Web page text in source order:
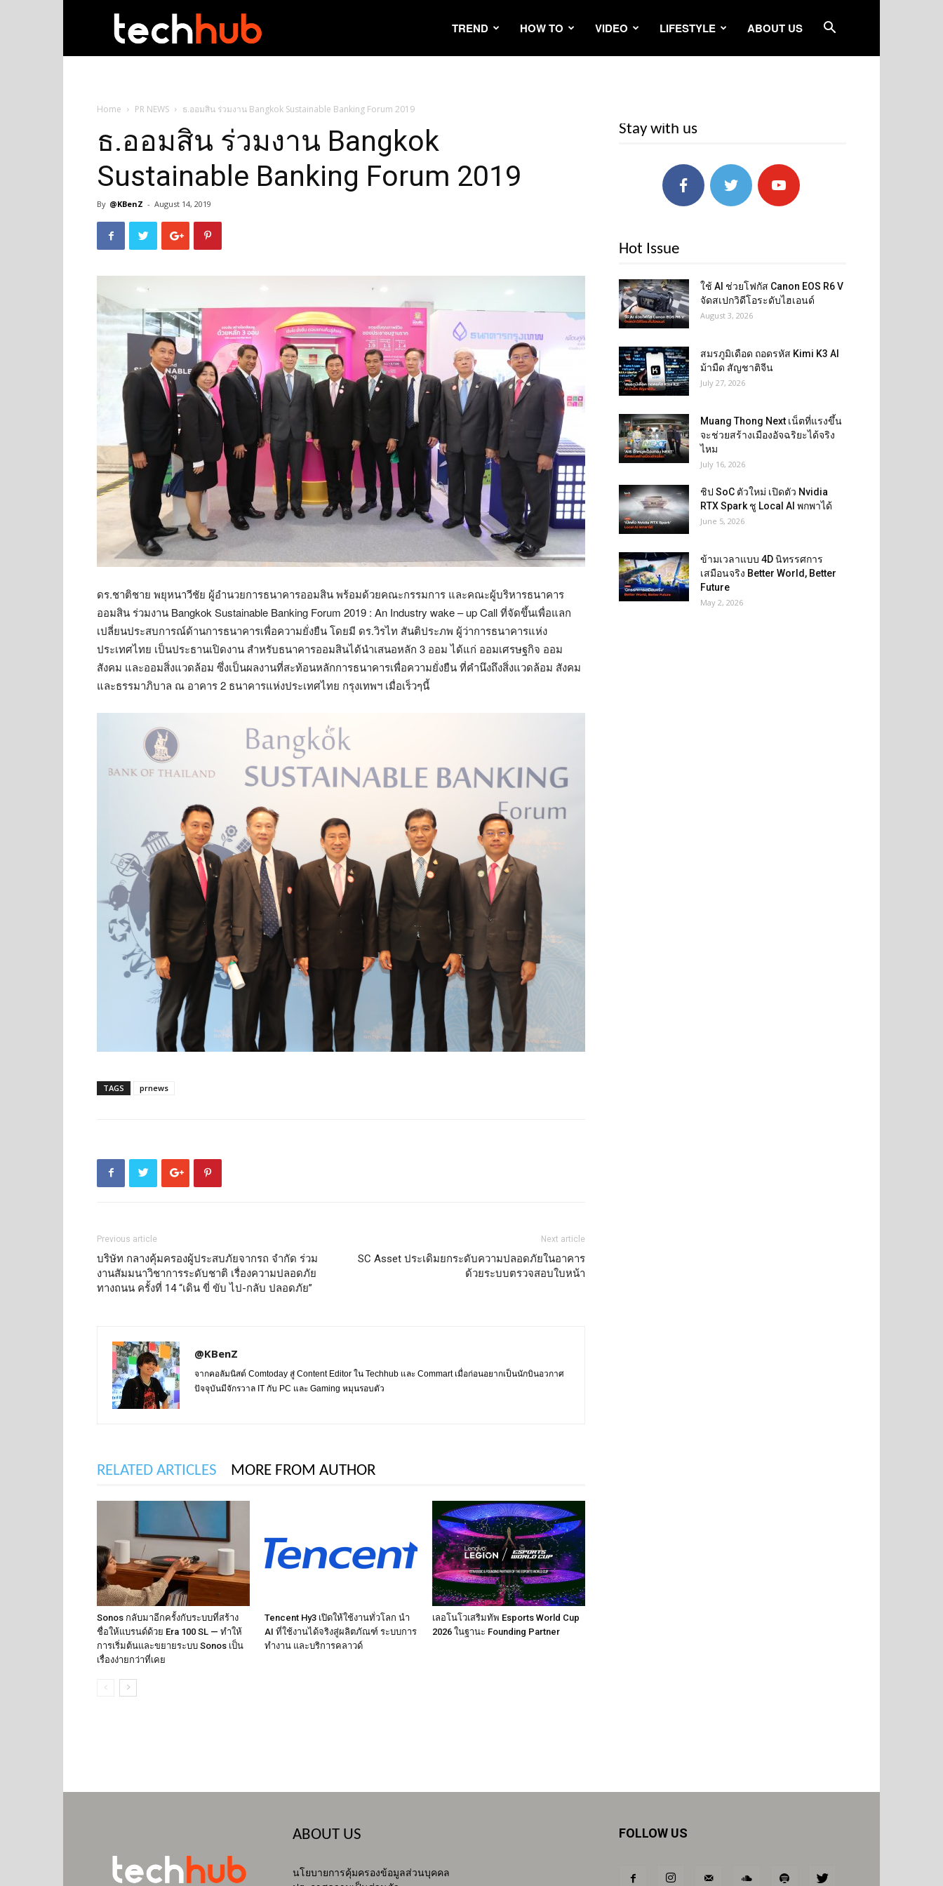
TREND HOW TO VIDEO LIFESTYLE ABOUT US
Home PR NEWS ธ.ออมสิน ร่วมงาน Bangkok Sustainable Banking Forum 2019
ธ.ออมสิน ร่วมงาน Bangkok
Sustainable Banking Forum 2019
By @KBenZ - August 14, 2019
ดร.ชาติชาย พยุหนาวีชัย ผู้อำนวยการธนาคารออมสิน พร้อมด้วยคณะกรรมการ และคณะผู้บริหารธนาคาร
ออมสิน ร่วมงาน Bangkok Sustainable Banking Forum 2019 : An Industry wake – up Call ที่จัดขึ้นเพื่อแลก
เปลี่ยนประสบการณ์ด้านการธนาคารเพื่อความยั่งยืน โดยมี ดร.วิรไท สันติประภพ ผู้ว่าการธนาคารแห่ง
ประเทศไทย เป็นประธานเปิดงาน สำหรับธนาคารออมสินได้นำเสนอหลัก 3 ออม ได้แก่ ออมเศรษฐกิจ ออม
สังคม และออมสิ่งแวดล้อม ซึ่งเป็นผลงานที่สะท้อนหลักการธนาคารเพื่อความยั่งยืน ที่คำนึงถึงสิ่งแวดล้อม สังคม
และธรรมาภิบาล ณ อาคาร 2 ธนาคารแห่งประเทศไทย กรุงเทพฯ เมื่อเร็วๆนี้
TAGS prnews
Previous article
บริษัท กลางคุ้มครองผู้ประสบภัยจากรถ จำกัด ร่วม
งานสัมมนาวิชาการระดับชาติ เรื่องความปลอดภัย
ทางถนน ครั้งที่ 14 “เดิน ขี่ ขับ ไป-กลับ ปลอดภัย”
Next article
SC Asset ประเดิมยกระดับความปลอดภัยในอาคาร
ด้วยระบบตรวจสอบใบหน้า
@KBenZ
จากคอลัมนิสต์ Comtoday สู่ Content Editor ใน Techhub และ Commart เมื่อก่อนอยากเป็นนักบินอวกาศ
ปัจจุบันมีจักรวาล IT กับ PC และ Gaming หมุนรอบตัว
RELATED ARTICLES MORE FROM AUTHOR
Sonos กลับมาอีกครั้งกับระบบที่สร้าง
ชื่อให้แบรนด์ด้วย Era 100 SL — ทำให้
การเริ่มต้นและขยายระบบ Sonos เป็น
เรื่องง่ายกว่าที่เคย
Tencent Hy3 เปิดให้ใช้งานทั่วโลก นำ
AI ที่ใช้งานได้จริงสู่ผลิตภัณฑ์ ระบบการ
ทำงาน และบริการคลาวด์
เลอโนโวเสริมทัพ Esports World Cup
2026 ในฐานะ Founding Partner
Stay with us
Hot Issue
ใช้ AI ช่วยโฟกัส Canon EOS R6 V
จัดสเปกวิดีโอระดับไฮเอนด์
August 3, 2026
สมรภูมิเดือด ถอดรหัส Kimi K3 AI
ม้ามืด สัญชาติจีน
July 27, 2026
Muang Thong Next เน็ตที่แรงขึ้น
จะช่วยสร้างเมืองอัจฉริยะได้จริง
ไหม
July 16, 2026
ชิป SoC ตัวใหม่ เปิดตัว Nvidia
RTX Spark ชู Local AI พกพาได้
June 5, 2026
ข้ามเวลาแบบ 4D นิทรรศการ
เสมือนจริง Better World, Better
Future
May 2, 2026
ABOUT US
นโยบายการคุ้มครองข้อมูลส่วนบุคคล
FOLLOW US